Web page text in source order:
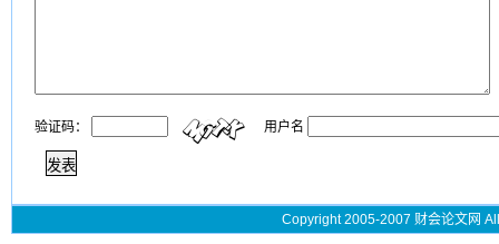
验证码： 用户名
Copyright 2005-2007 财会论文网